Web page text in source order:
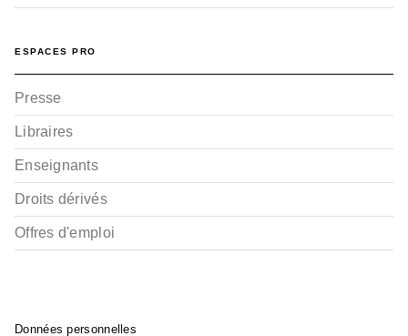
ESPACES PRO
Presse
Libraires
Enseignants
Droits dérivés
Offres d'emploi
Données personnelles